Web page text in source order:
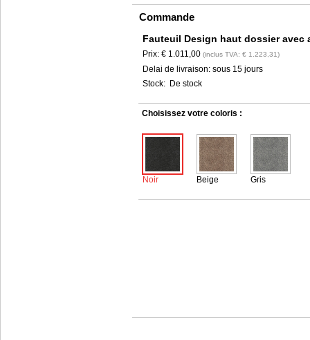
Commande
Fauteuil Design haut dossier
Prix: € 1.011,00 (inclus TVA: € 1.223,31)
Delai de livraison: sous 15 jours
Stock: De stock
Choisissez votre coloris :
Noir Beige Gris